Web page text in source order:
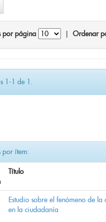
por página Ordenar
1-1 de 1.
por ítem:
Título
Estudio sobre el fenómeno de la
en la ciudadanía